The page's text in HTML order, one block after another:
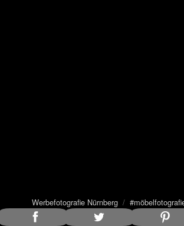
Werbefotografie Nürnberg/
Bildunterschrift anzeigen